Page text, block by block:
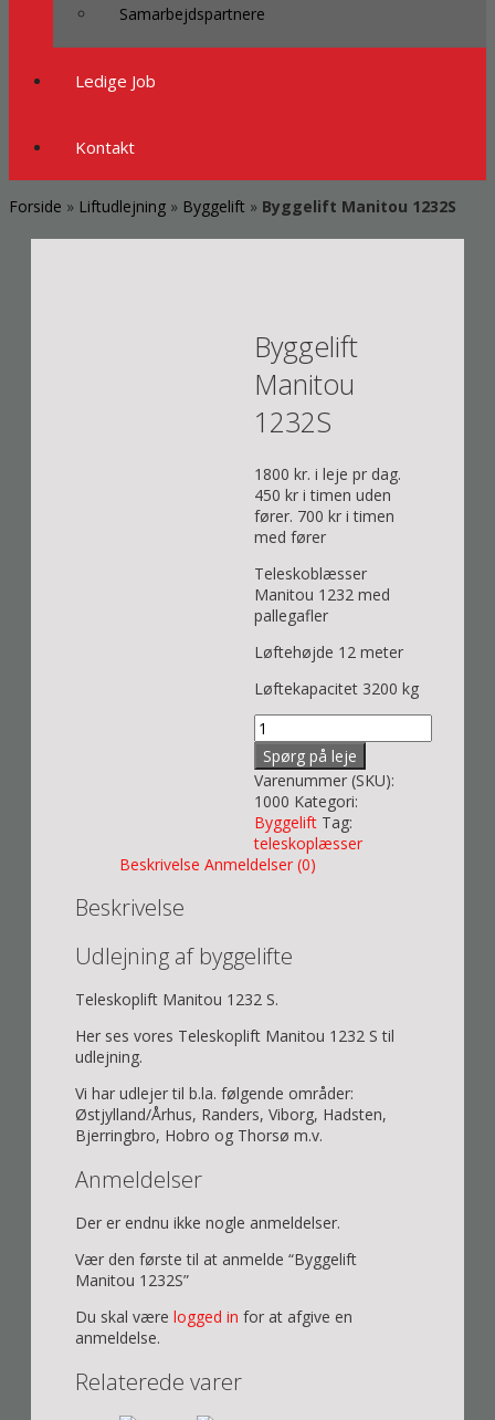
Samarbejdspartnere
Ledige Job
Kontakt
Forside » Liftudlejning » Byggelift » Byggelift Manitou 1232S
Byggelift
Manitou
1232S
1800 kr. i leje pr dag.
450 kr i timen uden
fører. 700 kr i timen
med fører
Teleskoblæsser
Manitou 1232 med
pallegafler
Løftehøjde 12 meter
Løftekapacitet 3200 kg
Byggelift
Manitou
1232S
antal
Spørg på leje
Varenummer (SKU):
1000 Kategori:
Byggelift Tag:
teleskoplæsser
Beskrivelse Anmeldelser (0)
Beskrivelse
Udlejning af byggelifte
Teleskoplift Manitou 1232 S.
Her ses vores Teleskoplift Manitou 1232 S til
udlejning.
Vi har udlejer til b.la. følgende områder:
Østjylland/Århus, Randers, Viborg, Hadsten,
Bjerringbro, Hobro og Thorsø m.v.
Anmeldelser
Der er endnu ikke nogle anmeldelser.
Vær den første til at anmelde “Byggelift
Manitou 1232S”
Du skal være logged in for at afgive en
anmeldelse.
Relaterede varer